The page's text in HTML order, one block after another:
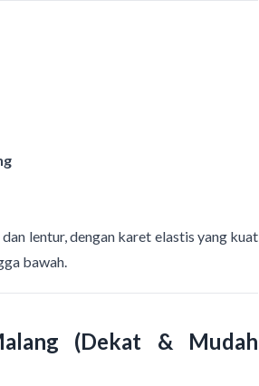
lentur, dengan karet elastis yang kuat
bawah.
(Dekat & Mudah